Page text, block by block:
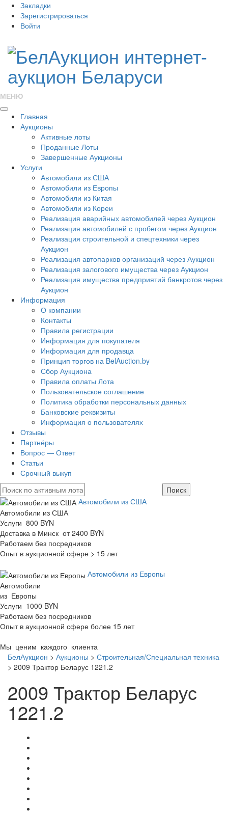
Закладки
Зарегистрироваться
Войти
МЕНЮ
Главная
Аукционы
Активные лоты
Проданные Лоты
Завершенные Аукционы
Услуги
Автомобили из США
Автомобили из Европы
Автомобили из Китая
Автомобили из Кореи
Реализация аварийных автомобилей через Аукцион
Реализация автомобилей с пробегом через Аукцион
Реализация строительной и спецтехники через
Аукцион
Реализация автопарков организаций через Аукцион
Реализация залогового имущества через Аукцион
Реализация имущества предприятий банкротов через
Аукцион
Информация
О компании
Контакты
Правила регистрации
Информация для покупателя
Информация для продавца
Принцип торгов на BelAuction.by
Сбор Аукциона
Правила оплаты Лота
Пользовательское соглашение
Политика обработки персональных данных
Банковские реквизиты
Информация о пользователях
Отзывы
Партнёры
Вопрос — Ответ
Статьи
Срочный выкуп
Автомобили из США
Автомобили из США
Услуги 800 BYN
Доставка в Минск от 2400 BYN
Работаем без посредников
Опыт в аукционной сфере > 15 лет
Автомобили из Европы
Автомобили
из Европы
Услуги 1000 BYN
Работаем без посредников
Опыт в аукционной сфере более 15 лет
Мы ценим каждого клиента
БелАукцион > Аукционы > Строительная/Специальная техника
> 2009 Трактор Беларус 1221.2
2009 Трактор Беларус
1221.2